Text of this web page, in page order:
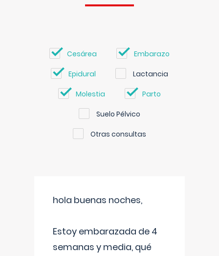
Cesárea Embarazo
Epidural Lactancia
Molestia Parto
Suelo Pélvico
Otras consultas
hola buenas noches,
Estoy embarazada de 4
semanas y media, qué